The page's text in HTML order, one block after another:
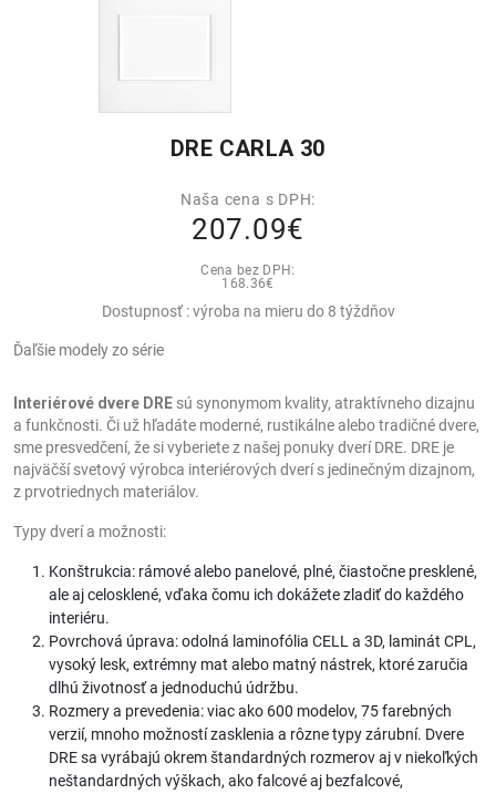
DRE CARLA 30
Naša cena s DPH:
207.09€
Cena bez DPH:
168.36€
Dostupnosť : výroba na mieru do 8 týždňov
Ďaľšie modely zo série
Interiérové dvere DRE sú synonymom kvality, atraktívneho dizajnu
a funkčnosti. Či už hľadáte moderné, rustikálne alebo tradičné dvere,
sme presvedčení, že si vyberiete z našej ponuky dverí DRE. DRE je
najväčší svetový výrobca interiérových dverí s jedinečným dizajnom,
z prvotriednych materiálov.
Typy dverí a možnosti:
Konštrukcia: rámové alebo panelové, plné, čiastočne presklené,
ale aj celosklené, vďaka čomu ich dokážete zladiť do každého
interiéru.
Povrchová úprava: odolná laminofólia CELL a 3D, laminát CPL,
vysoký lesk, extrémny mat alebo matný nástrek, ktoré zaručia
dlhú životnosť a jednoduchú údržbu.
Rozmery a prevedenia: viac ako 600 modelov, 75 farebných
verzií, mnoho možností zasklenia a rôzne typy zárubní. Dvere
DRE sa vyrábajú okrem štandardných rozmerov aj v niekoľkých
neštandardných výškach, ako falcové aj bezfalcové,